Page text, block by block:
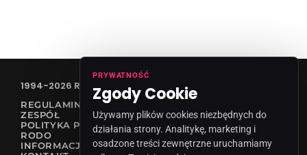
1994-2026 RADIO VANESSA SPÓŁKA Z O.O
REGULAMIN KONKURSÓW
ZESPÓŁ
POLITYKA PRYWATNOŚCI
RODO
INFORMACJA O NADAWCY
PRYWATNOŚĆ
Zgody Cookie
Używamy plików cookies niezbędnych do
działania strony. Analitykę, marketing i
osadzone treści zewnętrzne uruchamiamy